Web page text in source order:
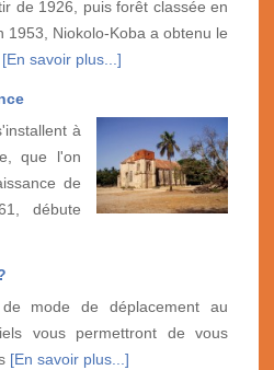
de 1926, puis forêt classée en
1953, Niokolo-Koba a obtenu le
[En savoir plus...]
à
que l'on
de
débute
mode de déplacement au
vous permettront de vous
[En savoir plus...]